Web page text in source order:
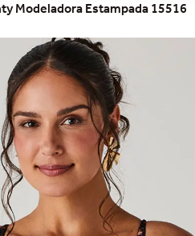
Modeladora Estampada 15516